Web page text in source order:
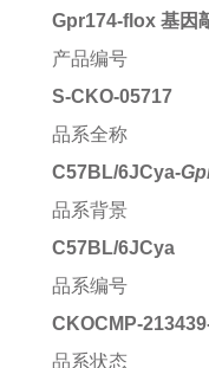
Gpr174-flox 基因
产品编号
S-CKO-05717
品系全称
C57BL/6JCya-
品系背景
C57BL/6JCya
品系编号
CKOCMP-
品系状态